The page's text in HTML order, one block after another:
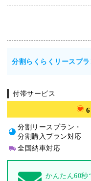
分割らくらくリースプラ
付帯サービス
分割リースプラン・
分割購入プラン対応
全国納車対応
かんたん60秒